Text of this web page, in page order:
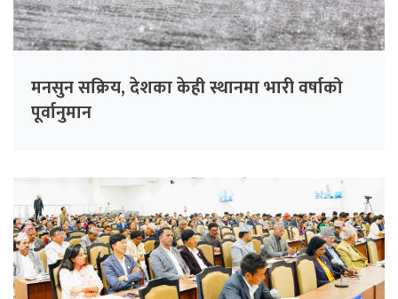
मनसुन सक्रिय, देशका केही स्थानमा भारी वर्षाको
पूर्वानुमान